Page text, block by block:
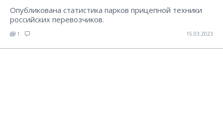
Опубликована статистика парков прицепной техники
российских перевозчиков.
1 15.03.2023